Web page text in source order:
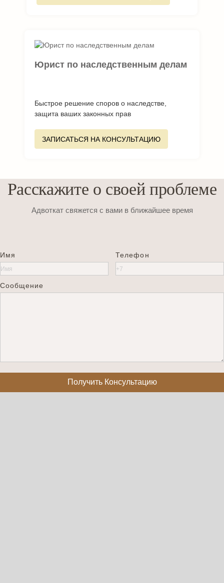
Юрист по наследственным делам
Быстрое решение споров о наследстве,
защита ваших законных прав
ЗАПИСАТЬСЯ НА КОНСУЛЬТАЦИЮ
Расскажите о своей проблеме
Адвоткат свяжется с вами в ближайшее время
Имя Телефон
Сообщение
Получить Консультацию